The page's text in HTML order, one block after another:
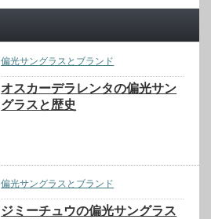
偏光サングラスとブランド
オスカーデラレンタの偏光サン
グラスと歴史
偏光サングラスとブランド
ジミーチュウの偏光サングラス